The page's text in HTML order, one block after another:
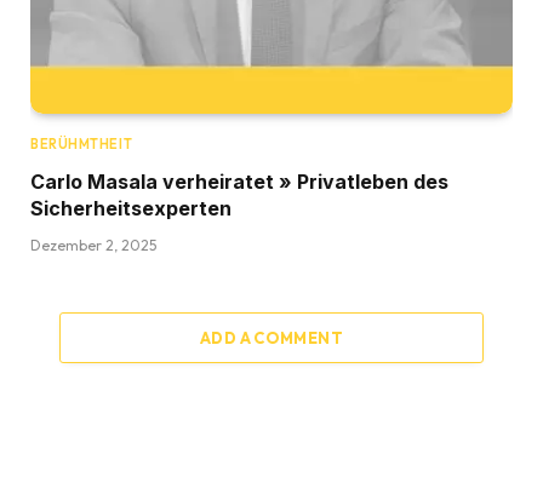
BERÜHMTHEIT
Carlo Masala verheiratet » Privatleben des
Sicherheitsexperten
Dezember 2, 2025
ADD A COMMENT